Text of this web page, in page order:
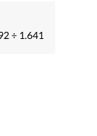
÷ 1.641